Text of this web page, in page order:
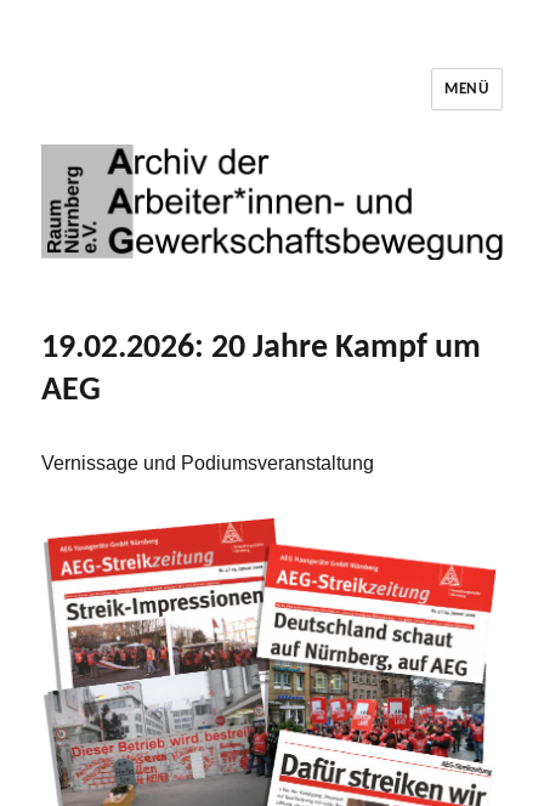
Gewerkschaftsbewegung Raum Nürnberg
MENÜ
19.02.2026: 20 Jahre Kampf um
AEG
Vernissage und Podiumsveranstaltung